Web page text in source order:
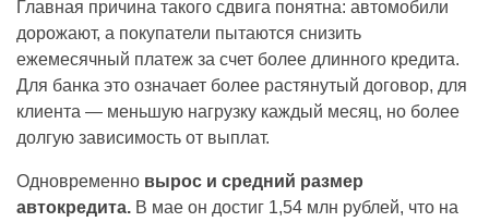
Главная причина такого сдвига понятна: автомобили
дорожают, а покупатели пытаются снизить
ежемесячный платеж за счет более длинного кредита.
Для банка это означает более растянутый договор, для
клиента — меньшую нагрузку каждый месяц, но более
долгую зависимость от выплат.
Одновременно вырос и средний размер
автокредита. В мае он достиг 1,54 млн рублей, что на